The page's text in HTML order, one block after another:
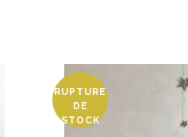
RUPTURE
DE
STOCK